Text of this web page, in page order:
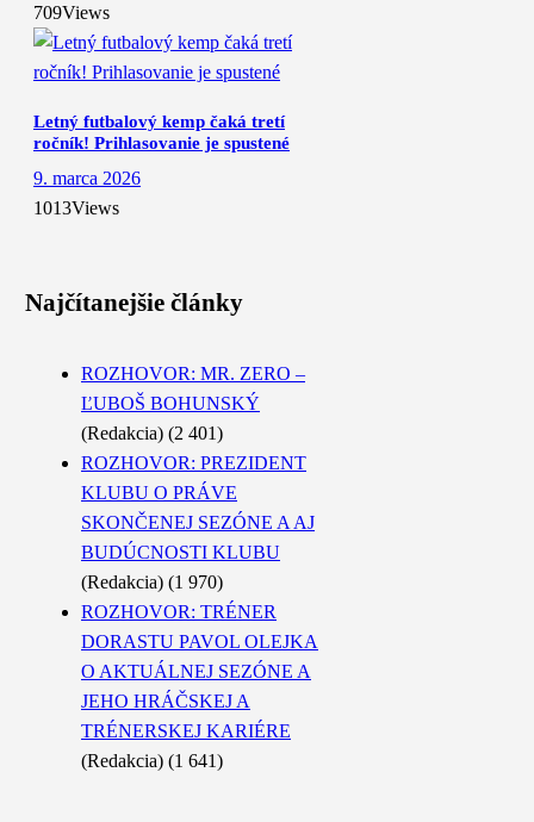
709Views
Letný futbalový kemp čaká tretí
ročník! Prihlasovanie je spustené
9. marca 2026
1013Views
Najčítanejšie články
ROZHOVOR: MR. ZERO –
ĽUBOŠ BOHUNSKÝ
(Redakcia) (2 401)
ROZHOVOR: PREZIDENT
KLUBU O PRÁVE
SKONČENEJ SEZÓNE A AJ
BUDÚCNOSTI KLUBU
(Redakcia) (1 970)
ROZHOVOR: TRÉNER
DORASTU PAVOL OLEJKA
O AKTUÁLNEJ SEZÓNE A
JEHO HRÁČSKEJ A
TRÉNERSKEJ KARIÉRE
(Redakcia) (1 641)